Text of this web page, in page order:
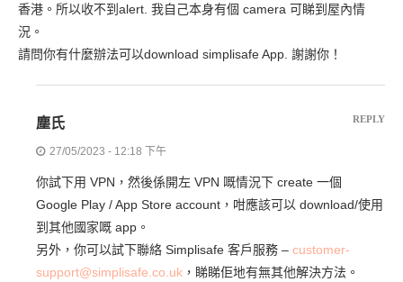
香港。所以收不到alert. 我自己本身有個 camera 可睇到屋內情
況。
請問你有什麼辦法可以download simplisafe App. 謝謝你！
塵氏
27/05/2023 - 12:18 下午
你試下用 VPN，然後係開左 VPN 嘅情況下 create 一個
Google Play / App Store account，咁應該可以 download/使用
到其他國家嘅 app。
另外，你可以試下聯絡 Simplisafe 客戶服務 – customer-
support@simplisafe.co.uk ，睇睇佢地有無其他解決方法。
REPLY